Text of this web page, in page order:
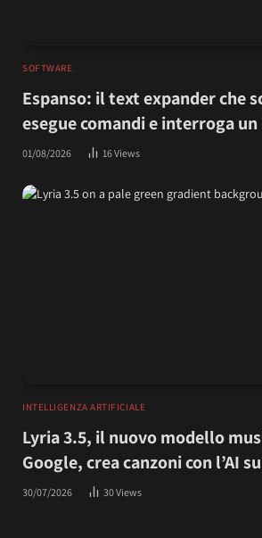
SOFTWARE
Espanso: il text expander che
esegue comandi e interroga un
01/08/2026 16Views
INTELLIGENZA ARTIFICIALE
Lyria 3.5, il nuovo modello
Google, crea canzoni con l’AI
30/07/2026 30Views